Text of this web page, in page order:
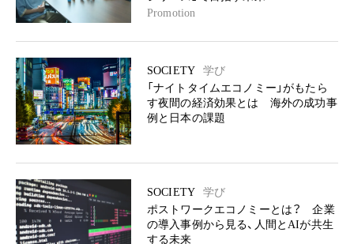
Promotion
SOCIETY
学び
「ナイトタイムエコノミー」がもたら
す夜間の経済効果とは 海外の成功事
例と日本の課題
SOCIETY
学び
ポストワークエコノミーとは？ 企業
の導入事例から見る、人間とAIが共生
する未来